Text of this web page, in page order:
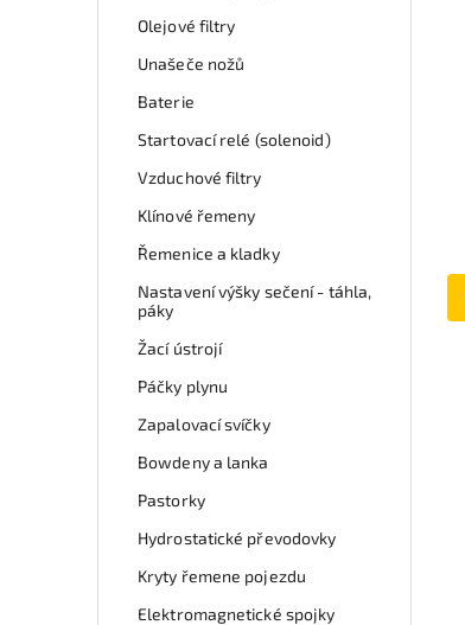
Olejové filtry
Unašeče nožů
Baterie
Startovací relé (solenoid)
Vzduchové filtry
Klínové řemeny
Řemenice a kladky
Nastavení výšky sečení - táhla,
páky
Žací ústrojí
Páčky plynu
Zapalovací svíčky
Bowdeny a lanka
Pastorky
Hydrostatické převodovky
Kryty řemene pojezdu
Elektromagnetické spojky